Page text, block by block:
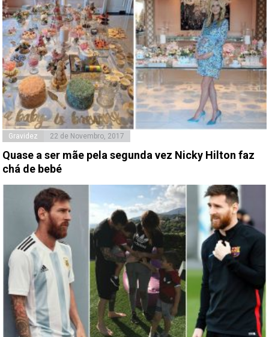
Gravidez 22 de Novembro, 2017
Quase a ser mãe pela segunda vez Nicky Hilton faz
chá de bebé